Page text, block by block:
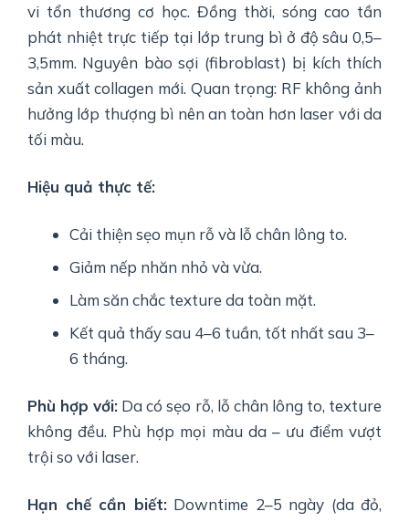
vi tổn thương cơ học. Đồng thời, sóng cao tần
phát nhiệt trực tiếp tại lớp trung bì ở độ sâu 0,5–
3,5mm. Nguyên bào sợi (fibroblast) bị kích thích
sản xuất collagen mới. Quan trọng: RF không ảnh
hưởng lớp thượng bì nên an toàn hơn laser với da
tối màu.
Hiệu quả thực tế:
Cải thiện sẹo mụn rỗ và lỗ chân lông to.
Giảm nếp nhăn nhỏ và vừa.
Làm săn chắc texture da toàn mặt.
Kết quả thấy sau 4–6 tuần, tốt nhất sau 3–
6 tháng.
Phù hợp với: Da có sẹo rỗ, lỗ chân lông to, texture
không đều. Phù hợp mọi màu da – ưu điểm vượt
trội so với laser.
Hạn chế cần biết:Downtime 2–5 ngày (da đỏ,